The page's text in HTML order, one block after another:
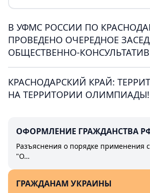
В УФМС РОССИИ ПО
ПРОВЕДЕНО ОЧЕРЕДНОЕ
ОБЩЕСТВЕННО-
КРАСНОДАРСКИЙ КРАЙ:
НА ТЕРРИТОРИИ ОЛИМПИАДЫ!
ОФОРМЛЕНИЕ ГРАЖДАНСТВА
Разъяснения о порядке применения
"О…
ГРАЖДАНАМ УКРАИНЫ